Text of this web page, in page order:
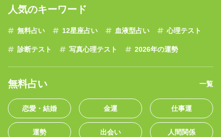
人気のキーワード
無料占い 12星座占い 血液型占い 心理テスト
診断テスト 写真心理テスト 2026年の運勢
無料占い 一覧
恋愛・結婚 金運 仕事運
運勢 出会い 人間関係